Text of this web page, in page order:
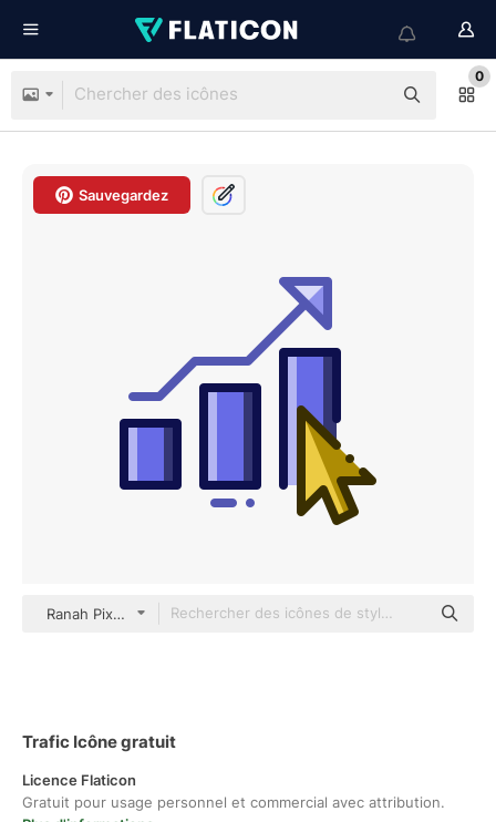
0
Sauvegardez
Ranah Pixel Studio color lineal-color
Trafic Icône gratuit
Licence Flaticon
Gratuit pour usage personnel et commercial avec attribution.